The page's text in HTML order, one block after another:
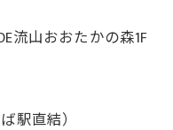
流山おおたかの森1F
駅直結）